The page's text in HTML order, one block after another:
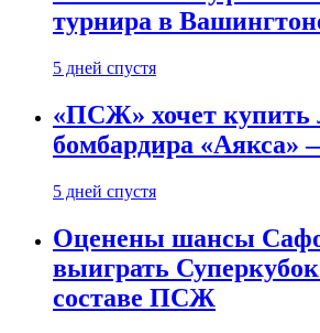
турнира в
5 дней спустя
«ПСЖ» хочет купить
бомбардира «Аякса»
5 дней спустя
Оценены шансы
выиграть
составе ПСЖ